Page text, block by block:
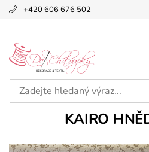
+420 606 676 502
KAIRO